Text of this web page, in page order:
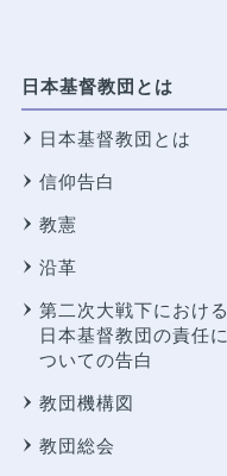
日本基督教団とは
日本基督教団とは
信仰告白
教憲
沿革
第二次大戦下における
日本基督教団の責任に
ついての告白
教団機構図
教団総会